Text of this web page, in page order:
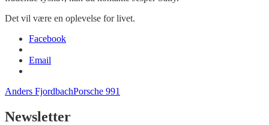
Det vil være en oplevelse for livet.
Facebook
Email
Anders FjordbachPorsche 991
Newsletter